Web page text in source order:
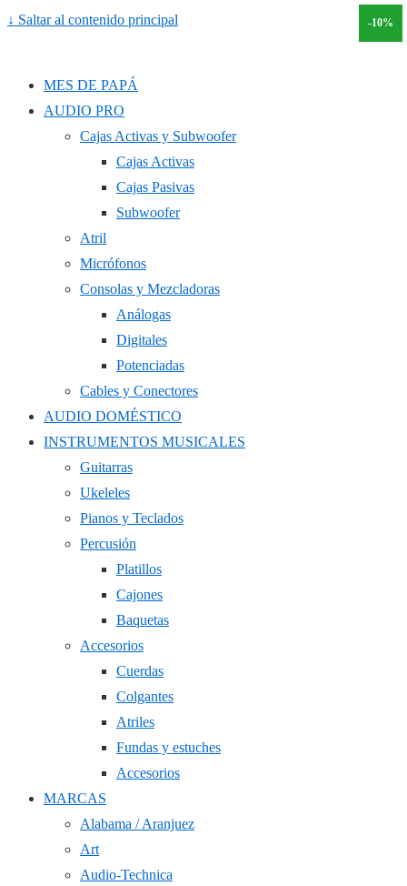
↓ Saltar al contenido principal
MES DE PAPÁ
AUDIO PRO
Cajas Activas y Subwoofer
Cajas Activas
Cajas Pasivas
Subwoofer
Atril
Micrófonos
Consolas y Mezcladoras
Análogas
Digitales
Potenciadas
Cables y Conectores
AUDIO DOMÉSTICO
INSTRUMENTOS MUSICALES
Guitarras
Ukeleles
Pianos y Teclados
Percusión
Platillos
Cajones
Baquetas
Accesorios
Cuerdas
Colgantes
Atriles
Fundas y estuches
Accesorios
MARCAS
Alabama / Aranjuez
Art
Audio-Technica
-19%
-19%
-10%